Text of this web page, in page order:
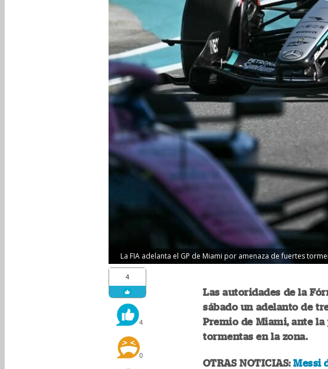
La FIA adelanta el GP de Miami por amenaza de fuertes
4
4
0
Las autoridades de la
sábado un adelanto de
Premio de Miami, ante
tormentas en la zona.
OTRAS NOTICIAS:Messi